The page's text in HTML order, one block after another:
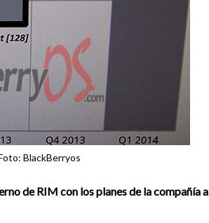
BlackBerryos
de RIM con los planes de la compañía a